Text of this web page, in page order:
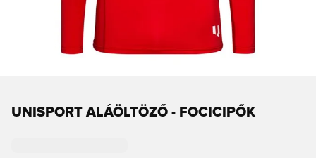
UNISPORT ALÁÖLTÖZŐ - FOCICIPŐK